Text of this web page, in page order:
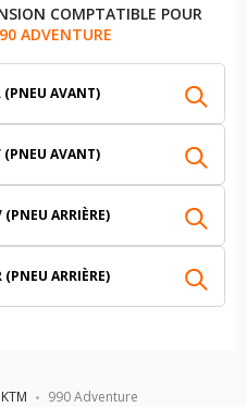
KTM 990 Adventure
COMPTATIBLE POUR
ADVENTURE
AVANT)
AVANT)
ARRIÈRE)
ARRIÈRE)